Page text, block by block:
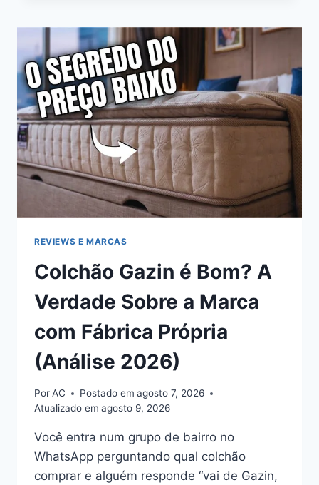
ANÁLISE
DAS
7
LINHAS
MAIS
VENDIDAS
(2026)
REVIEWS E MARCAS
Colchão Gazin é Bom? A
Verdade Sobre a Marca
com Fábrica Própria
(Análise 2026)
PorAC Postado em agosto 7, 2026
Atualizado em agosto 9, 2026
Você entra num grupo de bairro no
WhatsApp perguntando qual colchão
comprar e alguém responde “vai de Gazin,